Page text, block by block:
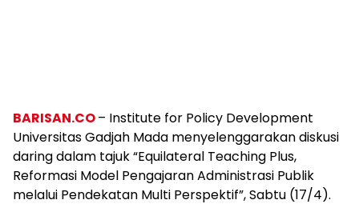
BARISAN.CO– Institute for Policy Development
Universitas Gadjah Mada menyelenggarakan diskusi
daring dalam tajuk “Equilateral Teaching Plus,
Reformasi Model Pengajaran Administrasi Publik
melalui Pendekatan Multi Perspektif”, Sabtu (17/4).